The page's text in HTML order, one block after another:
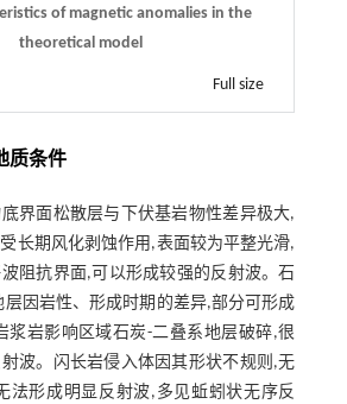
of magnetic anomalies in the
theoretical model
Full size
质条件
界面松散层与下伏基岩物性差异极大,
长期风化剥蚀作用,表面较为平整光滑,
阻抗界面,可以形成较强的反射波。石
层因岩性、形成时期的差异,部分可形成
浆岩影响区域石炭-二叠系地层破碎,很
波。闪长岩侵入体因其形状不规则,无
法形成明显反射波,多见蚯蚓状无序反